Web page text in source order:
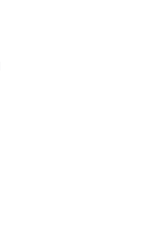
основе 480 оценок